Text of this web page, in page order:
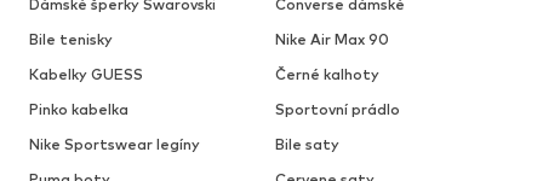
Dámské šperky Swarovski
Converse dámské
Bile tenisky
Nike Air Max 90
Kabelky GUESS
Černé kalhoty
Pinko kabelka
Sportovní prádlo
Nike Sportswear legíny
Bile saty